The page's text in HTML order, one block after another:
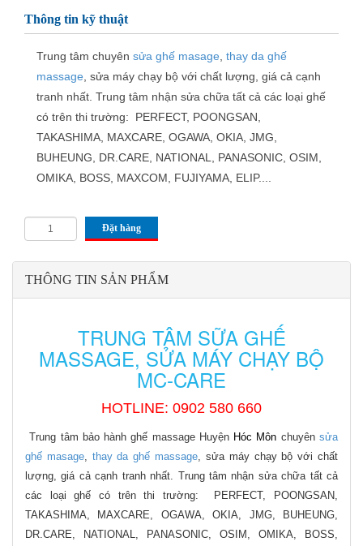
Thông tin kỹ thuật
Trung tâm chuyên sửa ghế masage thay da ghế
massage , sửa máy chạy bộ với chất lượng, giá cả cạnh
tranh nhất. Trung tâm nhận sửa chữa tất cả các loại ghế
có trên thi trường: PERFECT, POONGSAN,
TAKASHIMA, MAXCARE, OGAWA, OKIA, JMG,
BUHEUNG, DR.CARE, NATIONAL, PANASONIC, OSIM,
OMIKA, BOSS, MAXCOM, FUJIYAMA, ELIP....
Đặt hàng
THÔNG TIN SẢN PHẨM
TRUNG TÂM SỮA GHẾ
MASSAGE, SỬA MÁY CHẠY BỘ
MC-CARE
HOTLINE: 0902 580 660
Trung tâm bảo hành ghế massage Huyện Hóc Môn chuyênsửa
ghế masage, thay da ghế massage , sửa máy chạy bộ với chất
lượng, giá cả cạnh tranh nhất. Trung tâm nhận sửa chữa tất cả
các loại ghế có trên thi trường:
PERFECT, POONGSAN,
TAKASHIMA, MAXCARE, OGAWA, OKIA, JMG, BUHEUNG,
DR.CARE, NATIONAL, PANASONIC, OSIM, OMIKA, BOSS,